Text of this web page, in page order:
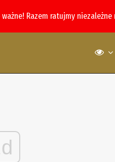
Razem ratujmy